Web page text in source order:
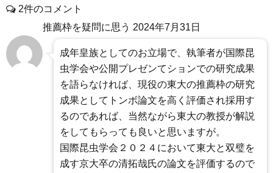
2件のコメント
推薦枠を疑問に思う 2024年7月31日
成年皇族としてのお立場で、執筆者が国際昆
虫学会や公開プレゼンてションでの研究成果
を語らなければ、現役の東大の推薦枠の研究
成果としてトンボ論文を高く評価され採用す
るのであれば、当然ながら東大の教授が解説
をしてもらっても良いと思いますが。
国際昆虫学会２０２４において東大と双璧を
成す京大卒の清拓哉氏の論文を評価するので